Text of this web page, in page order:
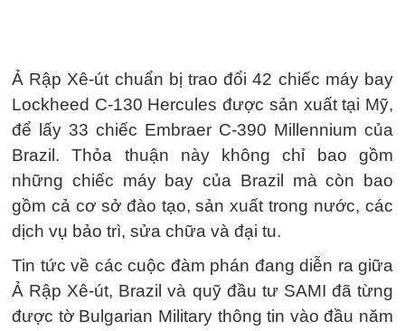
Ả Rập Xê-út chuẩn bị trao đổi 42 chiếc máy bay
Lockheed C-130 Hercules được sản xuất tại Mỹ,
để lấy 33 chiếc Embraer C-390 Millennium của
Brazil. Thỏa thuận này không chỉ bao gồm
những chiếc máy bay của Brazil mà còn bao
gồm cả cơ sở đào tạo, sản xuất trong nước, các
dịch vụ bảo trì, sửa chữa và đại tu.
Tin tức về các cuộc đàm phán đang diễn ra giữa
Ả Rập Xê-út, Brazil và quỹ đầu tư SAMI đã từng
được tờ Bulgarian Military thông tin vào đầu năm